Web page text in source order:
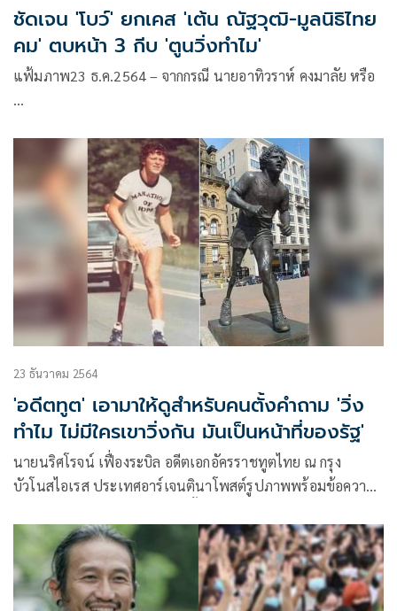
ชัดเจน 'โบว์' ยกเคส 'เต้น ณัฐวุฒิ-มูลนิธิไทย
คม' ตบหน้า 3 กีบ 'ตูนวิ่งทำไม'
แฟ้มภาพ23 ธ.ค.2564 – จากกรณี นายอาทิวราห์ คงมาลัย หรือ
…
23 ธันวาคม 2564
'อดีตทูต' เอามาให้ดูสำหรับคนตั้งคำถาม 'วิ่ง
ทำไม ไม่มีใครเขาวิ่งกัน มันเป็นหน้าที่ของรัฐ'
นายนริศโรจน์ เฟื่องระบิล อดีตเอกอัครราชทูตไทย ณ กรุง
บัวโนสไอเรส ประเทศอาร์เจนตินาโพสต์รูปภาพพร้อมข้อความ
ของ พี่ตูน เพื่อระดมเงินรายได้ให้ รพ. ว่า “วิ่งทำไม ไม่มีใครเขา
วิ่งกัน มันเป็นหน้าที่ของรัฐ บลา บลา บลา….”